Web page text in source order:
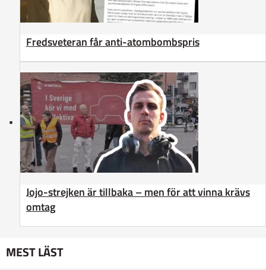
Fredsveteran får anti-atombombspris
Jojo-strejken är tillbaka – men för att vinna krävs
omtag
MEST LÄST